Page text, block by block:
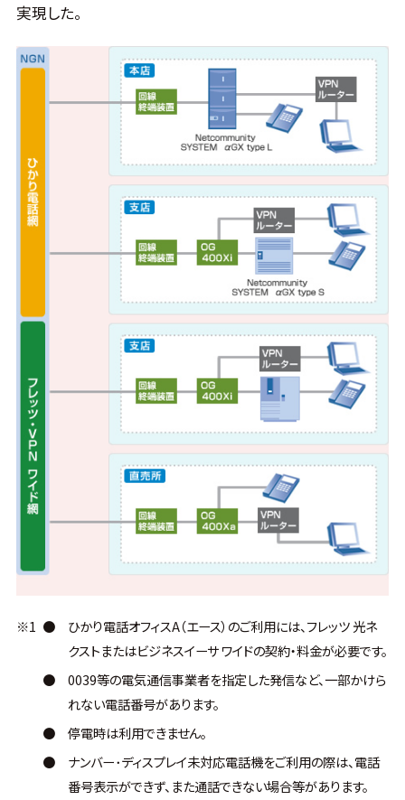
実現した。
※1 ●
ひかり電話オフィスA（エース）のご利用には、フレッツ 光ネ
クストまたはビジネスイーサ ワイドの契約・料金が必要です。
●
0039等の電気通信事業者を指定した発信など、一部かけら
れない電話番号があります。
●
停電時は利用できません。
●
ナンバー･ディスプレイ未対応電話機をご利用の際は、電話
番号表示ができず、また通話できない場合等があります。